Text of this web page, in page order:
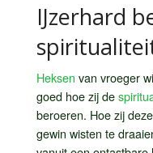
IJzerhard
Heksen van vroeger
goed hoe zij de
beroeren. Hoe zij
gewin wisten te